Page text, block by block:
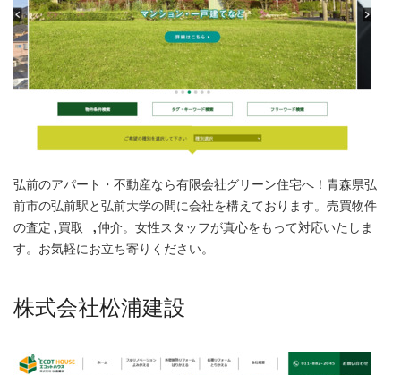
弘前のアパート・不動産なら有限会社グリーン住宅へ！青森県弘
前市の弘前駅と弘前大学の間に会社を構えております。売買物件
の査定,買取 ,仲介。女性スタッフが真心をもって対応いたしま
す。お気軽にお立ち寄りください。
株式会社松浦建設